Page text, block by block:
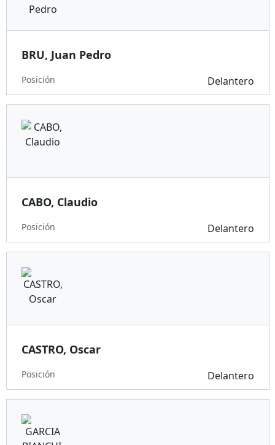
BRU, Juan Pedro
Posición Delantero
CABO, Claudio
Posición Delantero
CASTRO, Oscar
Posición Delantero